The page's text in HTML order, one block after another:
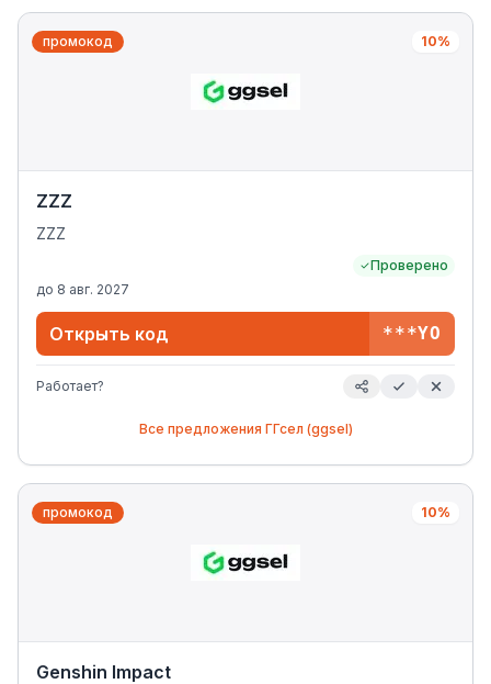
промокод 10%
ZZZ
ZZZ
Проверено
до 8 авг. 2027
Открыть код ***YO
Работает?
Все предложения ГГсел (ggsel)
промокод 10%
Genshin Impact